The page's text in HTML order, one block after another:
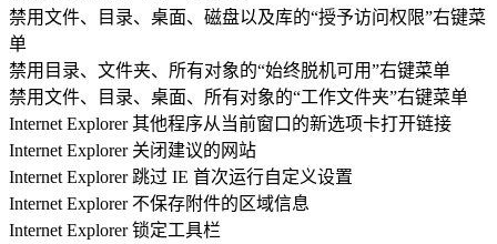
禁用文件、目录、桌面、磁盘以及库的“授予访问权限”右键菜
单
禁用目录、文件夹、所有对象的“始终脱机可用”右键菜单
禁用文件、目录、桌面、所有对象的“工作文件夹”右键菜单
Internet Explorer 其他程序从当前窗口的新选项卡打开链接
Internet Explorer 关闭建议的网站
Internet Explorer 跳过 IE 首次运行自定义设置
Internet Explorer 不保存附件的区域信息
Internet Explorer 锁定工具栏